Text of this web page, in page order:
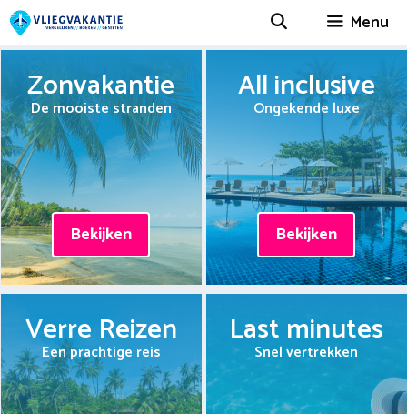
Spring
naar
Menu
Zonvakantie
De mooiste stranden
Bekijken
All inclusive
Ongekende luxe
Bekijken
Verre Reizen
Een prachtige reis
Last minutes
Snel vertrekken